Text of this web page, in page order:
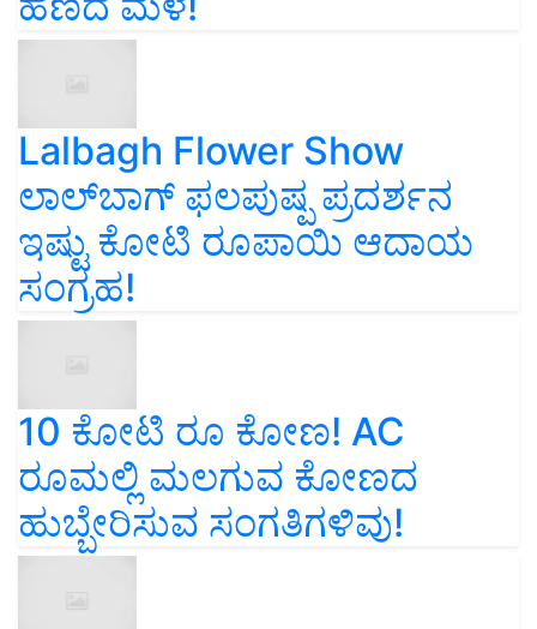
Lalbagh Flower Show
ಲಾಲ್‌ಬಾಗ್ ಫಲಪುಷ್ಪ ಪ್ರದರ್ಶನ
ಇಷ್ಟು ಕೋಟಿ ರೂಪಾಯಿ ಆದಾಯ
ಸಂಗ್ರಹ!
10 ಕೋಟಿ ರೂ ಕೋಣ! AC
ರೂಮಲ್ಲಿ ಮಲಗುವ ಕೋಣದ
ಹುಬ್ಬೇರಿಸುವ ಸಂಗತಿಗಳಿವು!